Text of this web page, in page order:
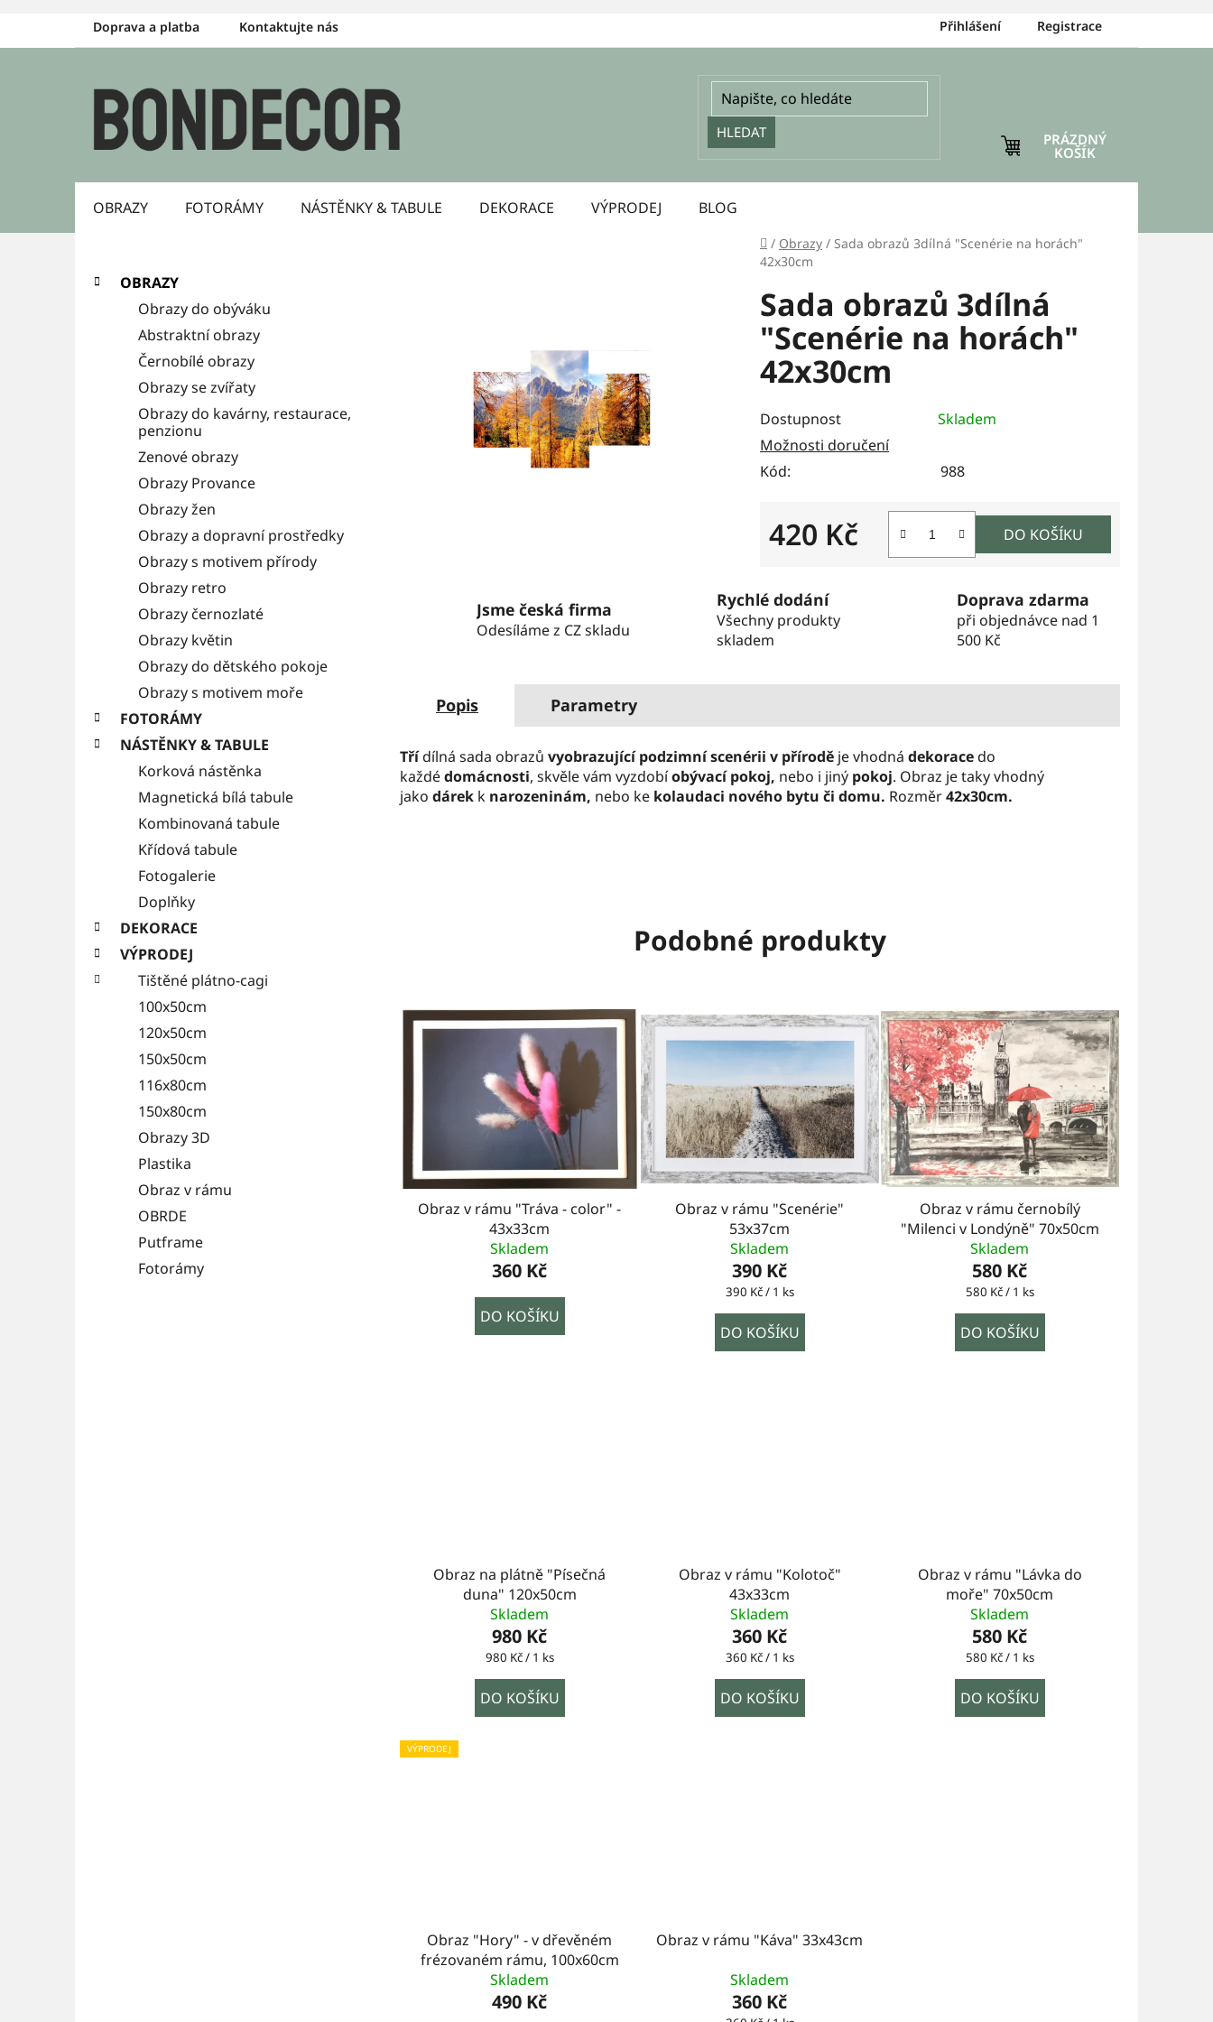
obsah
Doprava a platba Kontaktujte nás Přihlášení Registrace
HLEDAT
NÁKUPNÍ
PRÁZDNÝ
KOŠÍK
OBRAZY FOTORÁMY NÁSTĚNKY & TABULE DEKORACE VÝPRODEJ BLOG
Domů
/ Obrazy / Sada obrazů 3dílná "Scenérie na horách"
42x30cm
Přeskočit
kategorie
K
OBRAZY
Obrazy do obýváku
Abstraktní obrazy
Černobílé obrazy
Obrazy se zvířaty
Obrazy do kavárny, restaurace,
penzionu
Zenové obrazy
Obrazy Provance
Obrazy žen
Obrazy a dopravní prostředky
Obrazy s motivem přírody
Obrazy retro
Obrazy černozlaté
Obrazy květin
Obrazy do dětského pokoje
Obrazy s motivem moře
FOTORÁMY
NÁSTĚNKY & TABULE
Korková nástěnka
Magnetická bílá tabule
Kombinovaná tabule
Křídová tabule
Fotogalerie
Doplňky
DEKORACE
VÝPRODEJ
Tištěné plátno-cagi
100x50cm
120x50cm
150x50cm
116x80cm
150x80cm
Obrazy 3D
Plastika
Obraz v rámu
OBRDE
Putframe
Fotorámy
Sada obrazů 3dílná
"Scenérie na horách"
42x30cm
Dostupnost
Skladem
Možnosti doručení
Kód:
988
420 Kč DO KOŠÍKU
Jsme česká firma
Odesíláme z CZ skladu
Rychlé dodání
Všechny produkty
skladem
Doprava zdarma
při objednávce nad 1
500 Kč
Popis Parametry
Třídílná sada obrazů vyobrazující podzimní scenérii v přírodě je vhodná dekoracedo
každédomácnosti, skvěle vám vyzdobíobývací pokoj, nebo i jiný pokoj. Obraz je taky vhodný
jako dárek k narozeninám, nebo ke kolaudaci nového bytu či domu. Rozměr42x30cm.
Podobné produkty
Obraz v rámu "Tráva - color" -
43x33cm
Skladem
360 Kč
DO KOŠÍKU
Obraz v rámu "Scenérie"
53x37cm
Skladem
390 Kč
Měrná
390 Kč / 1 ks
DO KOŠÍKU
Obraz v rámu černobílý
"Milenci v Londýně" 70x50cm
Skladem
580 Kč
Měrná
580 Kč / 1 ks
DO KOŠÍKU
Obraz na plátně "Písečná
duna" 120x50cm
Skladem
980 Kč
Měrná
980 Kč / 1 ks
DO KOŠÍKU
Obraz v rámu "Kolotoč"
43x33cm
Skladem
360 Kč
Měrná
360 Kč / 1 ks
DO KOŠÍKU
Obraz v rámu "Lávka do
moře" 70x50cm
Skladem
580 Kč
Měrná
580 Kč / 1 ks
DO KOŠÍKU
VÝPRODEJ
Obraz "Hory" - v dřevěném
frézovaném rámu, 100x60cm
Skladem
490 Kč
Obraz v rámu "Káva" 33x43cm
Skladem
360 Kč